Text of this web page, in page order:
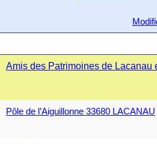
Amis des Patrimoines de Lacanau
Pôle de l’Aiguillonne 33680 LACANAU